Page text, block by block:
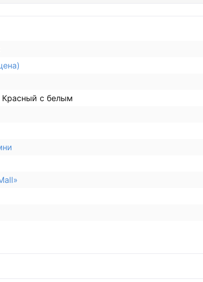
Красный с белым